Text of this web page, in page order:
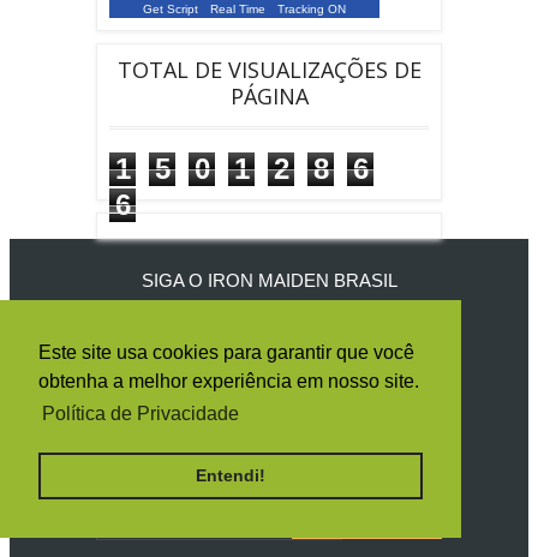
Este site usa cookies para garantir que você
obtenha a melhor experiência em nosso site.
Política de Privacidade
Entendi!
Get Script Real Time Tracking ON
TOTAL DE VISUALIZAÇÕES DE
PÁGINA
1 5 0 1 2 8
6
6
SIGA O IRON MAIDEN BRASIL
RECEBA TODAS AS NOTÍCIAS POR E-